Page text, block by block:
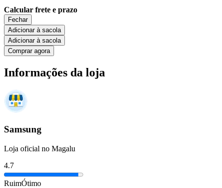
Calcular frete e prazo
Fechar
Adicionar à sacola
Adicionar à sacola
Comprar agora
Informações da loja
Samsung
Loja oficial no Magalu
4.7
RuimÓtimo